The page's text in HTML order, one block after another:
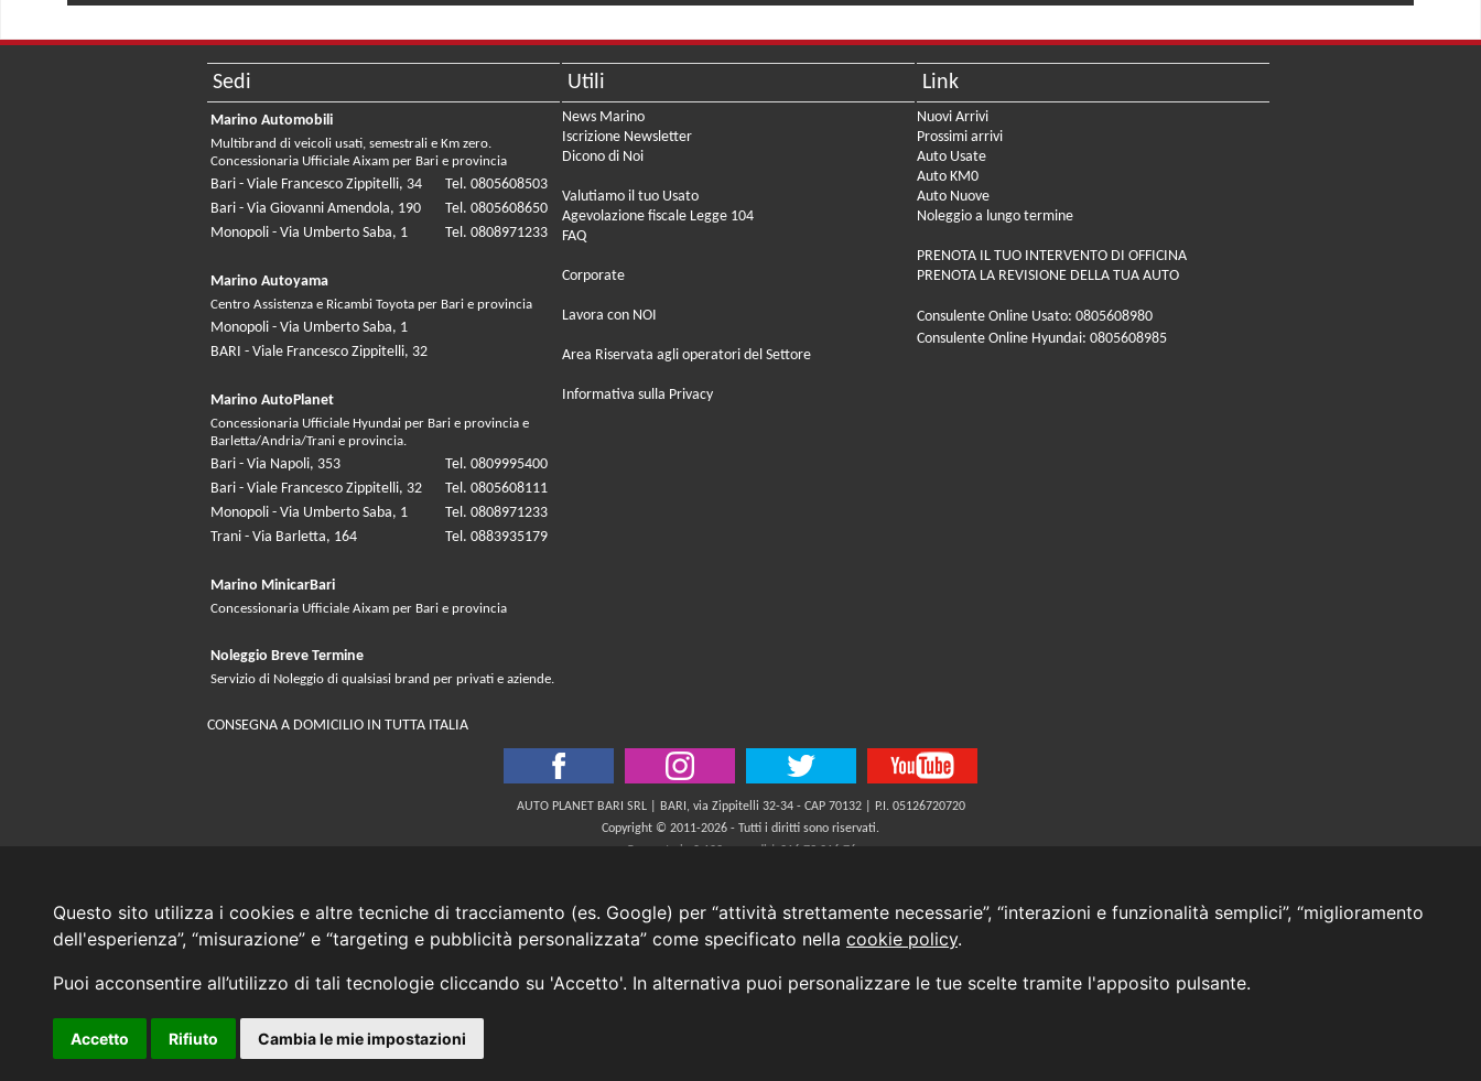
Questo sito utilizza i cookies e altre tecniche di tracciamento (es. Google) per “attività strettamente necessarie”, “interazioni e funzionalità semplici”, “miglioramento
dell'esperienza”, “misurazione” e “targeting e pubblicità personalizzata” come specificato nella cookie policy.
Puoi acconsentire all’utilizzo di tali tecnologie cliccando su 'Accetto'. In alternativa puoi personalizzare le tue scelte tramite l'apposito pulsante.
Accetto Rifiuto Cambia le mie impostazioni
Sedi
Marino Automobili
Multibrand di veicoli usati, semestrali e Km zero.
Concessionaria Ufficiale Aixam per Bari e provincia
Bari - Viale Francesco Zippitelli, 34
Tel. 0805608503
Bari - Via Giovanni Amendola, 190
Tel. 0805608650
Monopoli - Via Umberto Saba, 1
Tel. 0808971233
Marino Autoyama
Centro Assistenza e Ricambi Toyota per Bari e provincia
Monopoli - Via Umberto Saba, 1
BARI - Viale Francesco Zippitelli, 32
Marino AutoPlanet
Concessionaria Ufficiale Hyundai per Bari e provincia e
Barletta/Andria/Trani e provincia.
Bari - Via Napoli, 353
Tel. 0809995400
Bari - Viale Francesco Zippitelli, 32
Tel. 0805608111
Monopoli - Via Umberto Saba, 1
Tel. 0808971233
Trani - Via Barletta, 164
Tel. 0883935179
Marino MinicarBari
Concessionaria Ufficiale Aixam per Bari e provincia
Noleggio Breve Termine
Servizio di Noleggio di qualsiasi brand per privati e aziende.
CONSEGNA A DOMICILIO IN TUTTA ITALIA
Utili
News Marino
Iscrizione Newsletter
Dicono di Noi
Valutiamo il tuo Usato
Agevolazione fiscale Legge 104
FAQ
Corporate
Lavora con NOI
Area Riservata agli operatori del Settore
Informativa sulla Privacy
Link
Nuovi Arrivi
Prossimi arrivi
Auto Usate
Auto KM0
Auto Nuove
Noleggio a lungo termine
PRENOTA IL TUO INTERVENTO DI OFFICINA
PRENOTA LA REVISIONE DELLA TUA AUTO
Consulente Online Usato: 0805608980
Consulente Online Hyundai: 0805608985
AUTO PLANET BARI SRL | BARI, via Zippitelli 32-34 - CAP 70132 | P.I. 05126720720
Copyright © 2011-2026 - Tutti i diritti sono riservati.
Generata in 0,102 secondi | 216.73.216.76
Aggiorna le tue preferenze di consenso alle tecnologie di tracciamento.